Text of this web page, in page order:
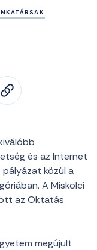
és az Internet
közül a
A Miskolci
az Oktatás
megújult